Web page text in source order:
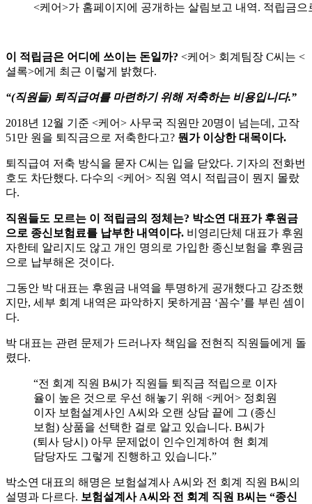
<케어>가 홈페이지에 공개하는 살림보고 내역. 적립금으
이 적립금은 어디에 쓰이는 돈일까? <케어> 회계팀장 C씨는 <
셜록>에게 최근 이렇게 밝혔다.
“(직원들) 퇴직급여를 마련하기 위해 저축하는 비용입니다.”
2018년 12월 기준 <케어> 사무국 직원만 20명이 넘는데 , 고작
51 만 원을 퇴직금으로 저축한다고? 뭔가 이상한 대목이다.
퇴직급여 저축 방식을 묻자 C씨는 입을 닫았다. 기자의 전화번
호도 차단했다. 다수의 <케어> 직원 역시 적립금이 뭔지
몰랐
다.
직원들도 모르는 이 적립금의 정체는? 박소연 대표가 후원금
으로 종신보험료를 납부한 내역이다. 비영리단체 대표가 후원
자한테 알리지도 않고 개인 명의로 가입한 종신보험을 후원금
으로 납부해온 것이다.
그동안 박 대표는 후원금 내역을 투명하게 공개했다고 강조했
지만, 세부 회계 내역은 파악하지 못하게끔 ‘꼼수’를 부린 셈이
다.
박 대표는 관련 문제가 드러나자 책임을 전현직 직원들에게 돌
렸다.
“전 회계 직원 B씨가 직원들 퇴직금 적립으로 이자
율이 높은 것으로 우선 해놓기 위해 <케어> 정회원
이자 보험설계사인 A씨와 오랜 상담 끝에 그 (종신
보험) 상품을 선택한 걸로 알고 있습니다. B씨가
(퇴사 당시) 아무 문제없이 인수인계하여 현 회계
담당자도 그렇게 진행하고 있습니다.”
박소연 대표의 해명은 보험설계사 A씨와 전 회계 직원 B씨의
설명과 다르다. 보험설계사A씨와 전 회계 직원 B씨는 “종신